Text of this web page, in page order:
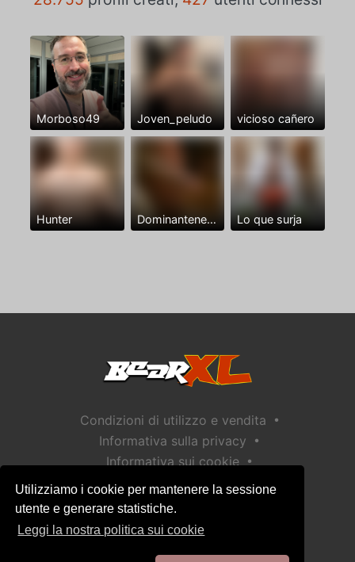
Utilizziamo i cookie per mantenere la sessione
utente e generare statistiche.
Leggi la nostra politica sui cookie
Morboso49 Joven_peludo vicioso cañero
Hunter Dominantenegro ya Lo que surja
Condizioni di utilizzo e vendita •
Informativa sulla privacy •
Informativa sui cookie •
Politica sulla sicurezza dei bambini
Aiuto / Contatto